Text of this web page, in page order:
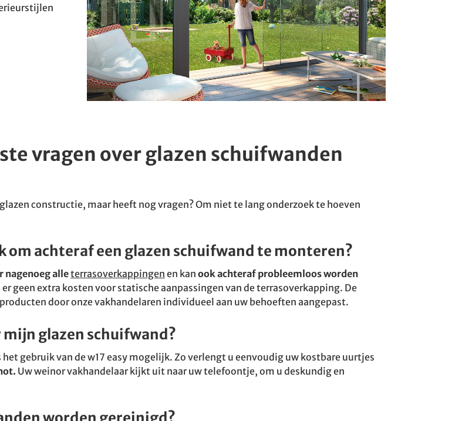
vragen over glazen schuifwanden
constructie, maar heeft nog vragen? Om niet te lang onderzoek te hoeven
om achteraf een glazen schuifwand te monteren?
nagenoeg alleterrasoverkappingen en kan ook achteraf probleemloos worden
geen extra kosten voor statische aanpassingen van de terrasoverkapping. De
door onze vakhandelaren individueel aan uw behoeften aangepast.
glazen schuifwand?
het gebruik van de w17 easy mogelijk. Zo verlengt u eenvoudig uw kostbare uurtjes
Uw weinor vakhandelaar kijkt uit naar uw telefoontje, om u deskundig en